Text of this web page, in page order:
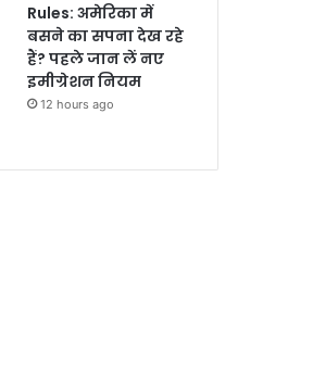
Rules: अमेरिका में
बसने का सपना देख रहे
हैं? पहले जान लें नए
इमीग्रेशन नियम
12 hours ago